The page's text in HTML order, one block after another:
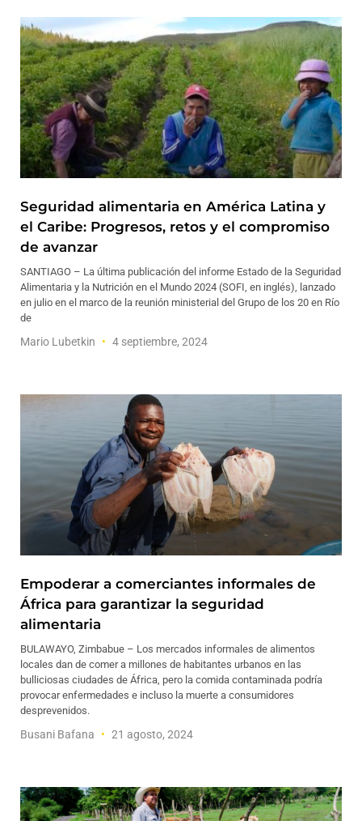
Seguridad alimentaria en América Latina y
el Caribe: Progresos, retos y el compromiso
de avanzar
SANTIAGO – La última publicación del informe Estado de la Seguridad
Alimentaria y la Nutrición en el Mundo 2024 (SOFI, en inglés), lanzado
en julio en el marco de la reunión ministerial del Grupo de los 20 en Río
de
Mario Lubetkin 4 septiembre, 2024
Empoderar a comerciantes informales de
África para garantizar la seguridad
alimentaria
BULAWAYO, Zimbabue – Los mercados informales de alimentos
locales dan de comer a millones de habitantes urbanos en las
bulliciosas ciudades de África, pero la comida contaminada podría
provocar enfermedades e incluso la muerte a consumidores
desprevenidos.
Busani Bafana 21 agosto, 2024